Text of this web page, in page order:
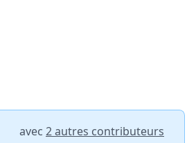
avec 2 autres contributeurs